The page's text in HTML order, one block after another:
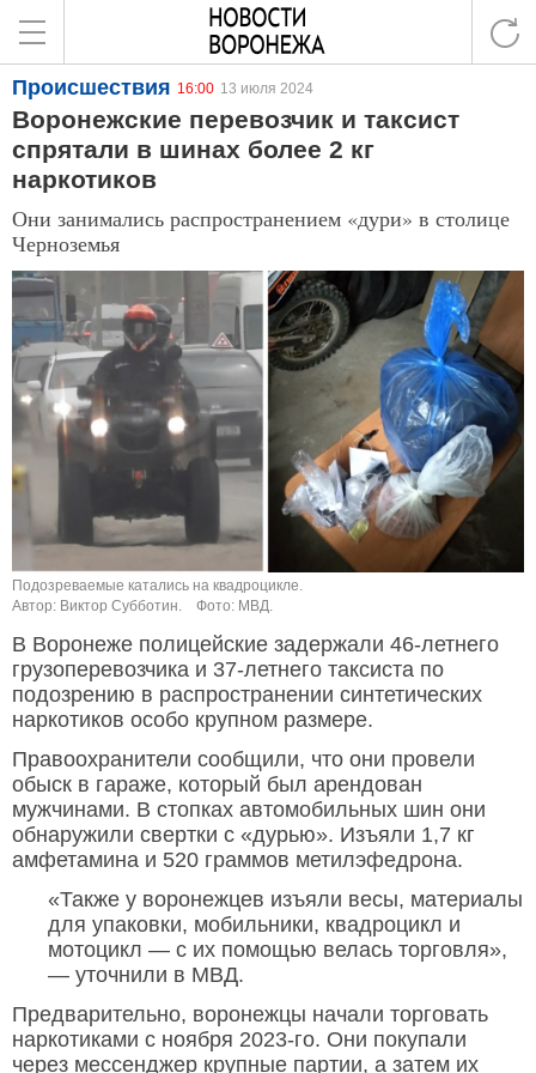
Происшествия 16:00 13 июля 2024
Воронежские перевозчик и таксист
спрятали в шинах более 2 кг
наркотиков
Они занимались распространением «дури» в столице
Черноземья
Подозреваемые катались на квадроцикле.
Автор: Виктор Субботин.
Фото: МВД.
В Воронеже полицейские задержали 46-летнего
грузоперевозчика и 37-летнего таксиста по
подозрению в распространении синтетических
наркотиков особо крупном размере.
Правоохранители сообщили, что они провели
обыск в гараже, который был арендован
мужчинами. В стопках автомобильных шин они
обнаружили свертки с «дурью». Изъяли 1,7 кг
амфетамина и 520 граммов метилэфедрона.
«Также у воронежцев изъяли весы, материалы
для упаковки, мобильники, квадроцикл и
мотоцикл — с их помощью велась торговля»,
— уточнили в МВД.
Предварительно, воронежцы начали торговать
наркотиками с ноября 2023-го. Они покупали
через мессенджер крупные партии, а затем их